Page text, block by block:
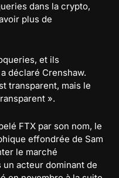
dans la crypto,
plus de
et ils
déclaré Crenshaw.
transparent, mais le
».
FTX par son nom, le
effondrée de Sam
le marché
acteur dominant de